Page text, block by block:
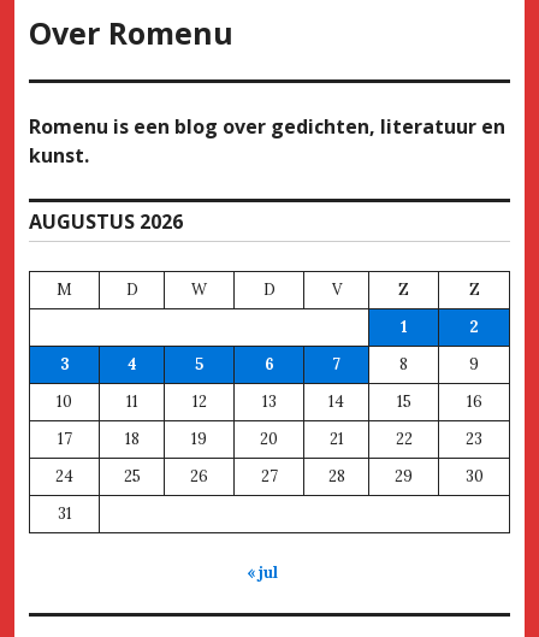
Over Romenu
Romenu is een blog over gedichten, literatuur en
kunst.
AUGUSTUS 2026
M D W D V Z
Z
1
2
3
4 5 6 7 8
9
10
11 12 13 14 15
16
17
18 19 20 21 22
23
24
25 26 27 28 29
30
31
« jul